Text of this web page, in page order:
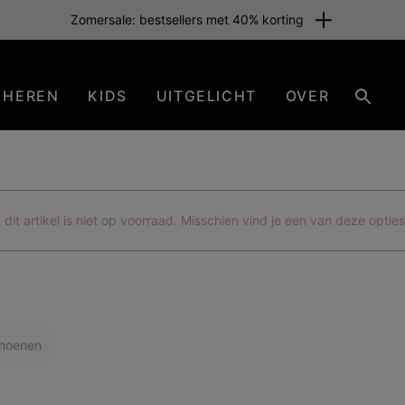
Zomersale: bestsellers met 40% korting
HEREN KIDS UITGELICHT OVER
dit artikel is niet op voorraad. Misschien vind je een van deze